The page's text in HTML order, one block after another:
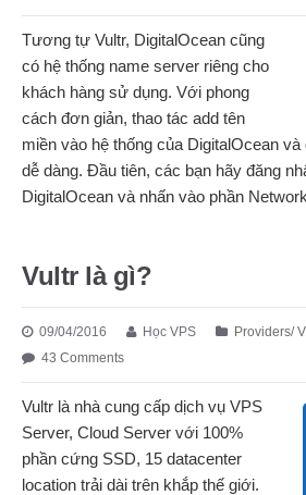
Tương tự Vultr, DigitalOcean cũng
có hệ thống name server riêng cho
khách hàng sử dụng. Với phong
cách đơn giản, thao tác add tên
miền vào hệ thống của DigitalOcean
dễ dàng. Đầu tiên, các bạn hãy đăng
DigitalOcean và nhấn vào phần
Vultr là gì?
09/04/2016 Học VPS Providers/
43 Comments
Vultr là nhà cung cấp dịch vụ VPS
Server, Cloud Server với 100%
phần cứng SSD, 15 datacenter
location trải dài trên khắp thế giới.